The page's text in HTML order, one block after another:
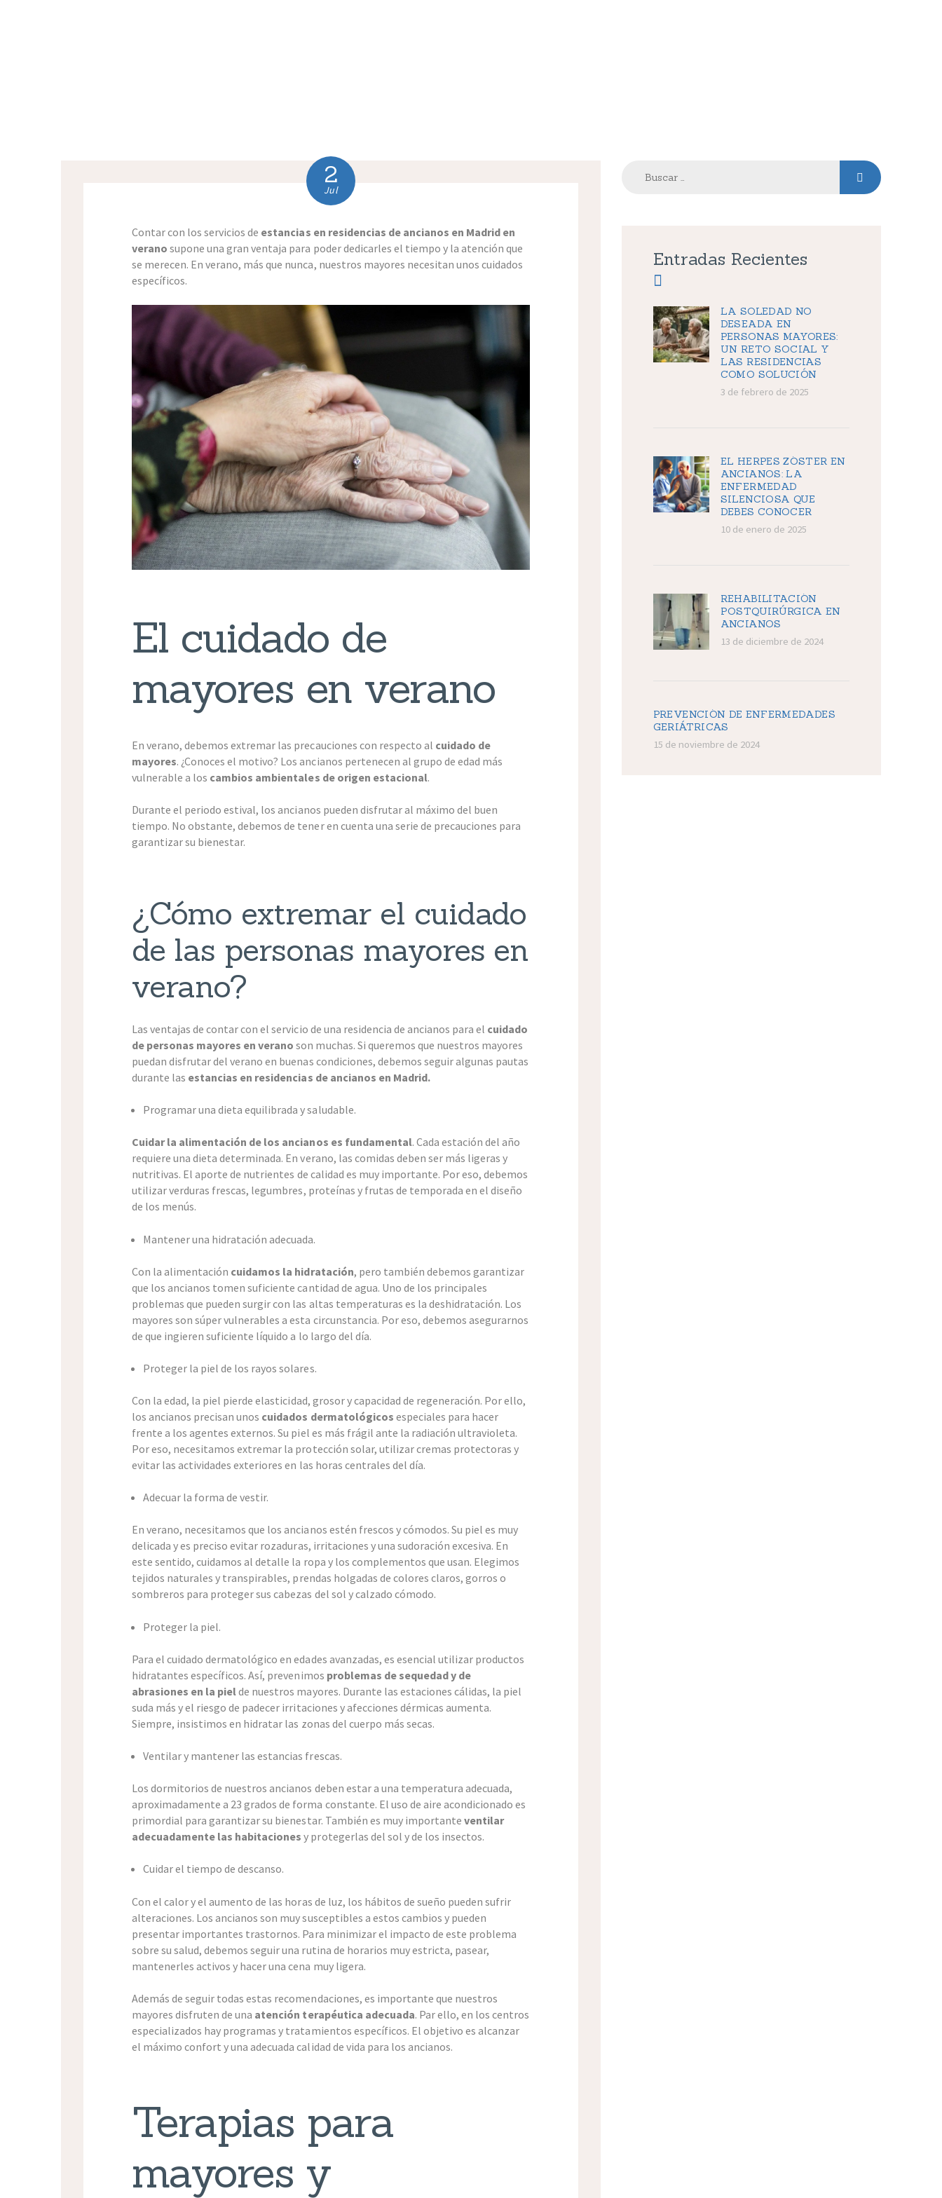
EUROPEOS
2
Jul
Contar con los servicios de estancias en residencias de ancianos en Madrid en
verano supone una gran ventaja para poder dedicarles el tiempo y la atención que
se merecen. En verano, más que nunca, nuestros mayores necesitan unos cuidados
específicos.
El cuidado de
mayores en verano
En verano, debemos extremar las precauciones con respecto al cuidado de
mayores. ¿Conoces el motivo? Los ancianos pertenecen al grupo de edad más
vulnerable a los cambios ambientales de origen estacional.
Durante el periodo estival, los ancianos pueden disfrutar al máximo del buen
tiempo. No obstante, debemos de tener en cuenta una serie de precauciones para
garantizar su bienestar.
¿Cómo extremar el cuidado
de las personas mayores en
verano?
Las ventajas de contar con el servicio de una residencia de ancianos para el cuidado
de personas mayores en verano son muchas. Si queremos que nuestros mayores
puedan disfrutar del verano en buenas condiciones, debemos seguir algunas pautas
durante las estancias en residencias de ancianos en Madrid.
Programar una dieta equilibrada y saludable.
Cuidar la alimentación de los ancianos es fundamental. Cada estación del año
requiere una dieta determinada. En verano, las comidas deben ser más ligeras y
nutritivas. El aporte de nutrientes de calidad es muy importante. Por eso, debemos
utilizar verduras frescas, legumbres, proteínas y frutas de temporada en el diseño
de los menús.
Mantener una hidratación adecuada.
Con la alimentación cuidamos la hidratación, pero también debemos garantizar
que los ancianos tomen suficiente cantidad de agua. Uno de los principales
problemas que pueden surgir con las altas temperaturas es la deshidratación. Los
mayores son súper vulnerables a esta circunstancia. Por eso, debemos asegurarnos
de que ingieren suficiente líquido a lo largo del día.
Proteger la piel de los rayos solares.
Con la edad, la piel pierde elasticidad, grosor y capacidad de regeneración. Por ello,
los ancianos precisan unos cuidados dermatológicos especiales para hacer
frente a los agentes externos. Su piel es más frágil ante la radiación ultravioleta.
Por eso, necesitamos extremar la protección solar, utilizar cremas protectoras y
evitar las actividades exteriores en las horas centrales del día.
Adecuar la forma de vestir.
En verano, necesitamos que los ancianos estén frescos y cómodos. Su piel es muy
delicada y es preciso evitar rozaduras, irritaciones y una sudoración excesiva. En
este sentido, cuidamos al detalle la ropa y los complementos que usan. Elegimos
tejidos naturales y transpirables, prendas holgadas de colores claros, gorros o
sombreros para proteger sus cabezas del sol y calzado cómodo.
Proteger la piel.
Para el cuidado dermatológico en edades avanzadas, es esencial utilizar productos
hidratantes específicos. Así, prevenimos problemas de sequedad y de
abrasiones en la piel de nuestros mayores. Durante las estaciones cálidas, la piel
suda más y el riesgo de padecer irritaciones y afecciones dérmicas aumenta.
Siempre, insistimos en hidratar las zonas del cuerpo más secas.
Ventilar y mantener las estancias frescas.
Los dormitorios de nuestros ancianos deben estar a una temperatura adecuada,
aproximadamente a 23 grados de forma constante. El uso de aire acondicionado es
primordial para garantizar su bienestar. También es muy importanteventilar
adecuadamente las habitacionesy protegerlas del sol y de los insectos.
Cuidar el tiempo de descanso.
Con el calor y el aumento de las horas de luz, los hábitos de sueño pueden sufrir
alteraciones. Los ancianos son muy susceptibles a estos cambios y pueden
presentar importantes trastornos. Para minimizar el impacto de este problema
sobre su salud, debemos seguir una rutina de horarios muy estricta, pasear,
mantenerles activos y hacer una cena muy ligera.
Además de seguir todas estas recomendaciones, es importante que nuestros
mayores disfruten de una atención terapéutica adecuada. Par ello, en los centros
especializados hay programas y tratamientos específicos. El objetivo es alcanzar
el máximo confort y una adecuada calidad de vida para los ancianos.
Terapias para
mayores y
Entradas Recientes
LA SOLEDAD NO
DESEADA EN
PERSONAS MAYORES:
UN RETO SOCIAL Y
LAS RESIDENCIAS
COMO SOLUCIÓN
3 de febrero de 2025
EL HERPES ZÓSTER EN
ANCIANOS: LA
ENFERMEDAD
SILENCIOSA QUE
DEBES CONOCER
10 de enero de 2025
REHABILITACIÓN
POSTQUIRÚRGICA EN
ANCIANOS
13 de diciembre de 2024
PREVENCIÓN DE ENFERMEDADES
GERIÁTRICAS
15 de noviembre de 2024